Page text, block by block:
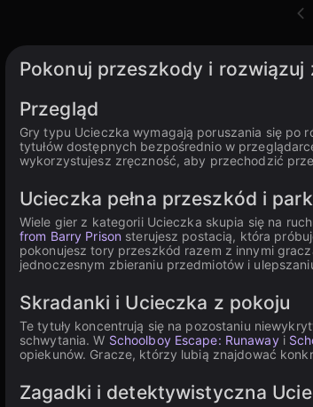
Pokonuj przeszkody i
Przegląd
Gry typu Ucieczka wymagają poruszania się po
tytułów dostępnych bezpośrednio w
wykorzystujesz zręczność, aby przechodzić
Ucieczka pełna przeszkód i
Wiele gier z kategorii Ucieczka skupia się na
from Barry Prison sterujesz postacią, która
pokonujesz tory przeszkód razem z innymi
jednoczesnym zbieraniu przedmiotów i
Skradanki i Ucieczka z pokoju
Te tytuły koncentrują się na pozostaniu
schwytania. W Schoolboy Escape: Runawayi
opiekunów. Gracze, którzy lubią znajdować
Zagadki i detektywistyczna